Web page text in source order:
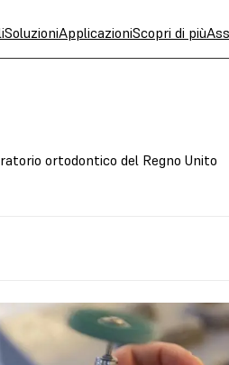
SoluzioniApplicazioniScopri di più
ortodontico del Regno Unito